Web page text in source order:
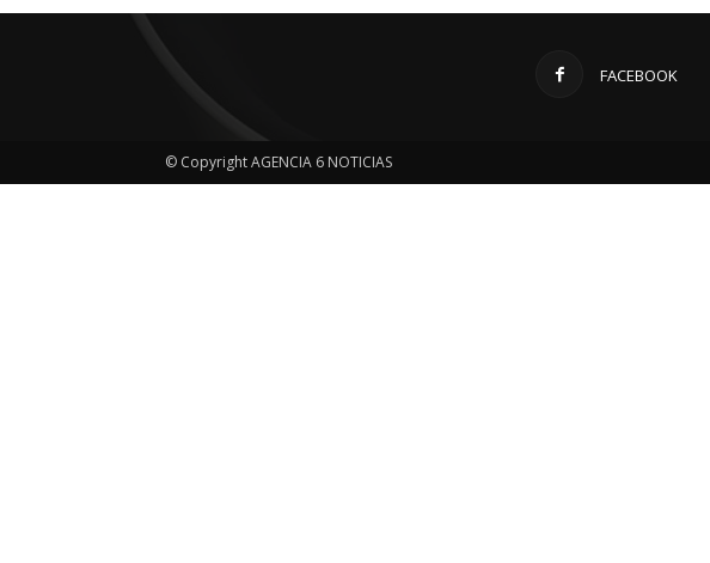
FACEBOOK
© Copyright AGENCIA 6 NOTICIAS